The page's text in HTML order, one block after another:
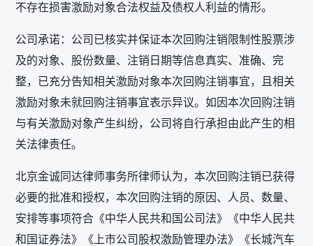
不存在损害激励对象合法权益及债权人利益的情形。
公司承诺：公司已核实并保证本次回购注销限制性股票涉
及的对象、股份数量、注销日期等信息真实、准确、完
整，已充分告知相关激励对象本次回购注销事宜，且相关
激励对象未就回购注销事宜表示异议。如因本次回购注销
与有关激励对象产生纠纷，公司将自行承担由此产生的相
关法律责任。
北京金诚同达律师事务所律师认为，本次回购注销已获得
必要的批准和授权，本次回购注销的原因、人员、数量、
安排等事项符合《中华人民共和国公司法》《中华人民共
和国证券法》《上市公司股权激励管理办法》《长城汽车